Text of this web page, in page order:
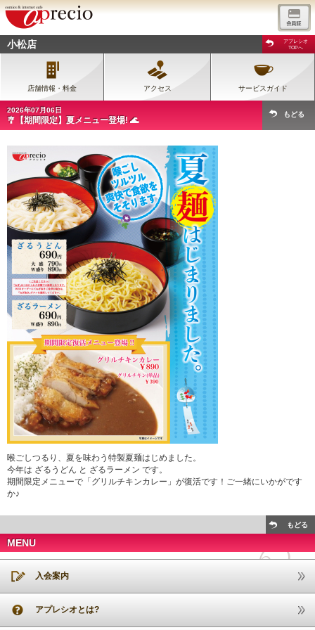
小松店
アプレシオ
TOPへ
店舗情報・料金 アクセス サービスガイド
2026年07月06日
🎐【期間限定】夏メニュー登場! 🌊
もどる
喉ごしつるり、夏を味わう特製夏麺はじめました。
今年は ざるうどん と ざるラーメン です。
期間限定メニューで「グリルチキンカレー」が復活です！ご一緒にいかがです
か♪
もどる
MENU
入会案内
アプレシオとは?